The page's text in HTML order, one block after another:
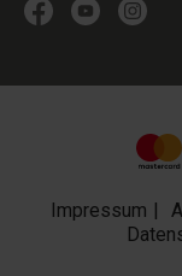
Impressum